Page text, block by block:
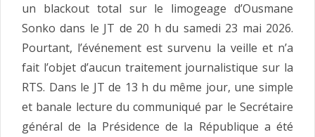
un blackout total sur le limogeage d’Ousmane
Sonko dans le JT de 20 h du samedi 23 mai 2026.
Pourtant, l’événement est survenu la veille et n’a
fait l’objet d’aucun traitement journalistique sur la
RTS. Dans le JT de 13 h du même jour, une simple
et banale lecture du communiqué par le Secrétaire
général de la Présidence de la République a été